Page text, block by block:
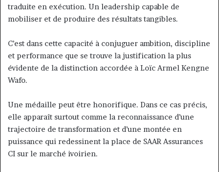
traduite en exécution. Un leadership capable de
mobiliser et de produire des résultats tangibles.
C’est dans cette capacité à conjuguer ambition, discipline
et performance que se trouve la justification la plus
évidente de la distinction accordée à Loïc Armel Kengne
Wafo.
Une médaille peut être honorifique. Dans ce cas précis,
elle apparaît surtout comme la reconnaissance d’une
trajectoire de transformation et d’une montée en
puissance qui redessinent la place de SAAR Assurances
CI sur le marché ivoirien.